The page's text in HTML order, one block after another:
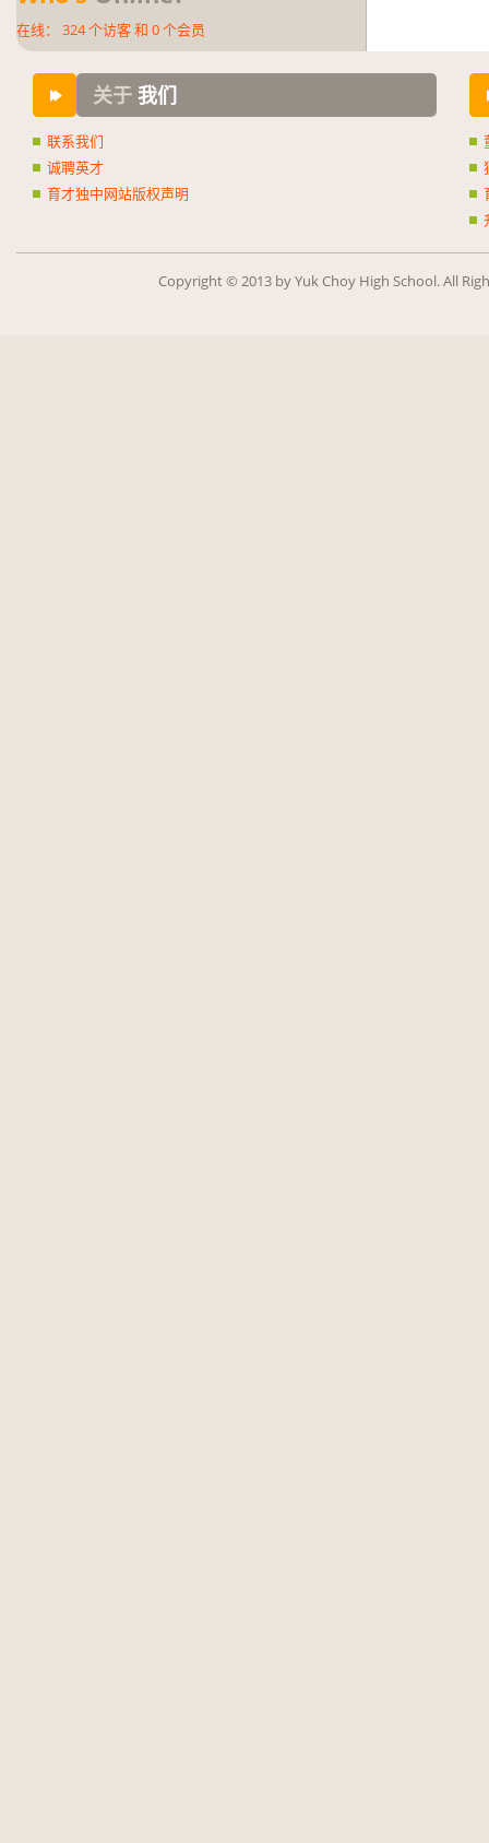
在线： 324个访客 和 0个会员
关于 我们
联系我们
诚聘英才
育才独中网站版权声明
Copy­right © 2013 by Yuk Choy High School. All